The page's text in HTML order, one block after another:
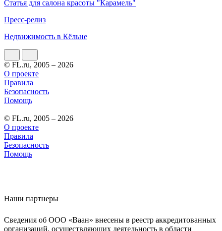
Статья для салона красоты "Карамель"
Пресс-релиз
Недвижимость в Кёльне
© FL.ru, 2005 – 2026
О проекте
Правила
Безопасность
Помощь
© FL.ru, 2005 – 2026
О проекте
Правила
Безопасность
Помощь
Наши партнеры
Сведения об ООО «Ваан» внесены в реестр аккредитованных
организаций, осуществляющих деятельность в области